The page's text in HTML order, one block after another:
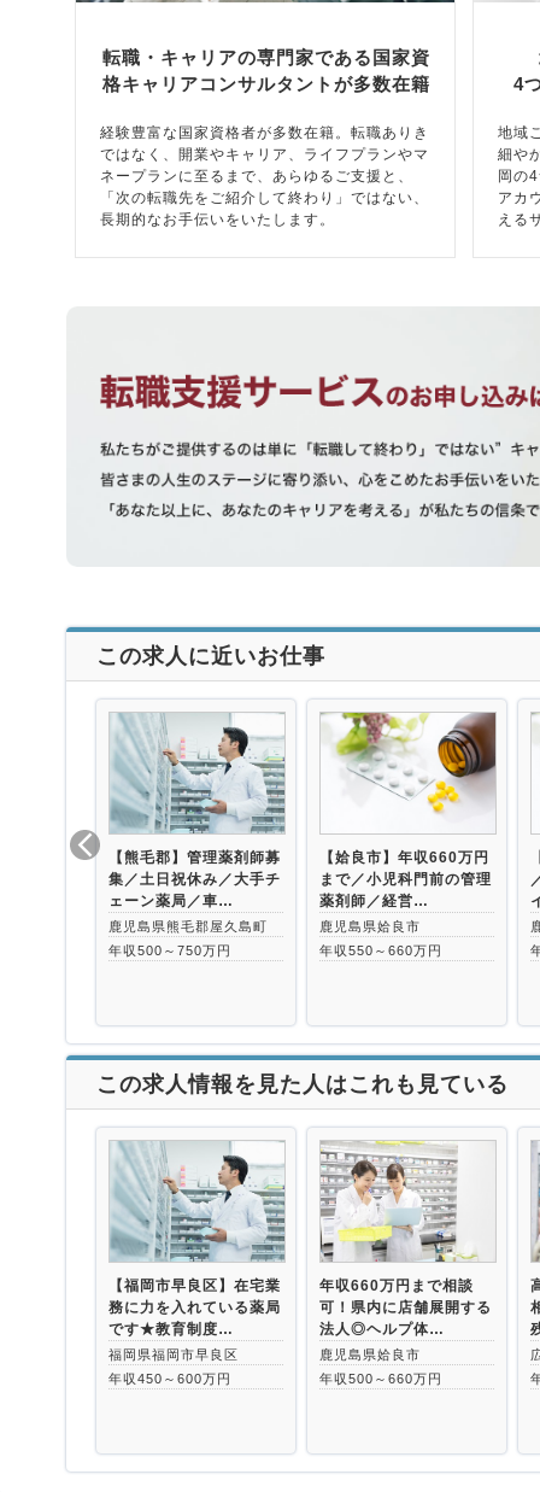
転職・キャリアの専門家である国家資
格キャリアコンサルタントが多数在籍
経験豊富な国家資格者が多数在籍。転職ありき
ではなく、開業やキャリア、ライフプランやマ
ネープランに至るまで、あらゆるご支援と、
「次の転職先をご紹介して終わり」ではない、
長期的なお手伝いをいたします。
4
地域
細や
岡の
アカ
える
この求人に近いお仕事
【熊毛郡】管理薬剤師募
集／土日祝休み／大手チ
ェーン薬局／車…
鹿児島県熊毛郡屋久島町
年収500～750万円
【姶良市】年収660万円
まで／小児科門前の管理
薬剤師／経営…
鹿児島県姶良市
年収550～660万円
この求人情報を見た人はこれも見ている
【福岡市早良区】在宅業
務に力を入れている薬局
です★教育制度…
福岡県福岡市早良区
年収450～600万円
年収660万円まで相談
可！県内に店舗展開する
法人◎ヘルプ体…
鹿児島県姶良市
年収500～660万円